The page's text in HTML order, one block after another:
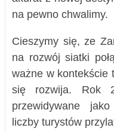
na pewno chwalimy.
Cieszymy się, ze
na rozwój siatki
ważne w kontekście
się rozwija. Rok
przewidywane
liczby turystów